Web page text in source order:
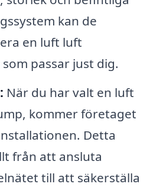
kan de
en luft luft
passar just dig.
När du har valt en luft
kommer företaget
Detta
från att ansluta
till att säkerställa